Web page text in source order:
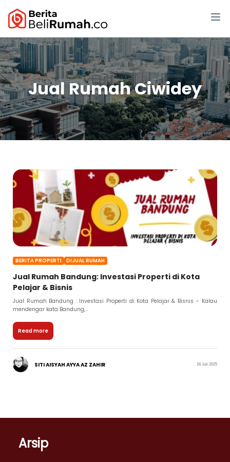
Jual Rumah Ciwidey
BERITA PROPERTI DIJUAL RUMAH
Jual Rumah Bandung: Investasi Properti di Kota
Pelajar & Bisnis
Jual Rumah Bandung : Investasi Properti di Kota Pelajar & Bisnis – Kalau
mendengar kata Bandung,...
Read more
SITI AISYAH AYYA AZ ZAHIR 16 Juli 2025
Arsip